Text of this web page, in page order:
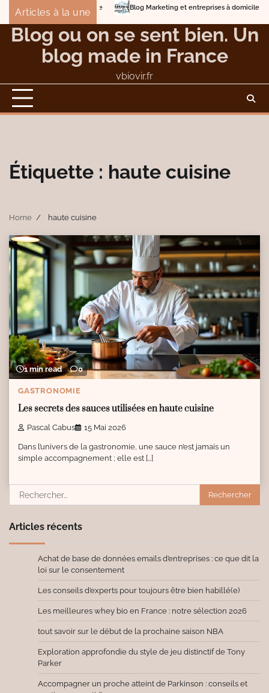
Skip
content
Articles à la uneBlog Marketing et entreprises à domicile
Detox
Éviter les dangers et les nuisances du compostage
Blog ou on se sent bien. Un
blog made in France
vbiovir.fr
Étiquette : haute cuisine
Home haute cuisine
1 min read 0
GASTRONOMIE
Les secrets des sauces utilisées en haute cuisine
Pascal Cabus 15 Mai 2026
Dans l’univers de la gastronomie, une sauce n’est jamais un
simple accompagnement ; elle est […]
Rechercher :
Articles récents
Achat de base de données emails d’entreprises : ce que dit la
loi sur le consentement
Les conseils d’experts pour toujours être bien habillé(e)
Les meilleures whey bio en France : notre sélection 2026
tout savoir sur le début de la prochaine saison NBA
Exploration approfondie du style de jeu distinctif de Tony
Parker
Accompagner un proche atteint de Parkinson : conseils et